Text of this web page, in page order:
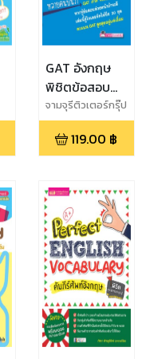
GAT อังกฤษ
พิชิตข้อสอบ
Vocab
จามจุรีติวเตอร์กรุ๊ป
119.00 ฿